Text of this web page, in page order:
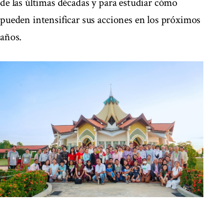
pueden intensificar sus acciones en los próximos
años.